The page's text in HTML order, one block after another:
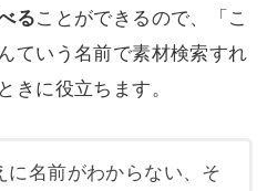
ることができるので、「こ
ていう名前で素材検索すれ
に役立ちます。
に名前がわからない、そ